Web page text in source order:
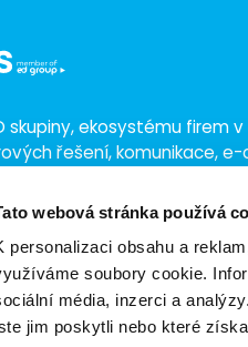
webová stránka používá
personalizaci obsahu a
soubory cookie.
média, inzerci a
jim poskytli nebo které
ekosystému firem v
řešení, komunikace,
16 miliard.